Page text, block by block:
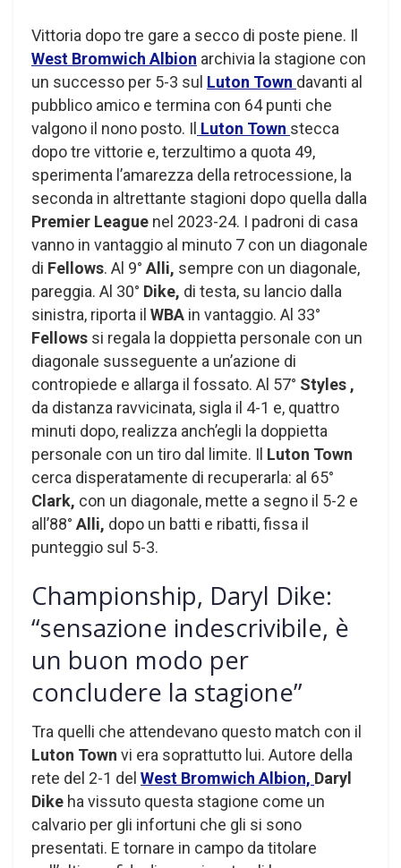
Vittoria dopo tre gare a secco di poste piene. Il
West Bromwich Albion archivia la stagione con
un successo per 5-3 sul Luton Town davanti al
pubblico amico e termina con 64 punti che
valgono il nono posto. Il Luton Town stecca
dopo tre vittorie e, terzultimo a quota 49,
sperimenta l’amarezza della retrocessione, la
seconda in altrettante stagioni dopo quella dalla
Premier League nel 2023-24. I padroni di casa
vanno in vantaggio al minuto 7 con un diagonale
di Fellows. Al 9° Alli, sempre con un diagonale,
pareggia. Al 30° Dike, di testa, su lancio dalla
sinistra, riporta il WBA in vantaggio. Al 33°
Fellows si regala la doppietta personale con un
diagonale susseguente a un’azione di
contropiede e allarga il fossato. Al 57° Styles ,
da distanza ravvicinata, sigla il 4-1 e, quattro
minuti dopo, realizza anch’egli la doppietta
personale con un tiro dal limite. Il Luton Town
cerca disperatamente di recuperarla: al 65°
Clark, con un diagonale, mette a segno il 5-2 e
all’88° Alli, dopo un batti e ribatti, fissa il
punteggio sul 5-3.
Championship, Daryl Dike:
“sensazione indescrivibile, è
un buon modo per
concludere la stagione”
Tra quelli che attendevano questo match con il
Luton Town vi era soprattutto lui. Autore della
rete del 2-1 del West Bromwich Albion, Daryl
Dike ha vissuto questa stagione come un
calvario per gli infortuni che gli si sono
presentati. E tornare in campo da titolare